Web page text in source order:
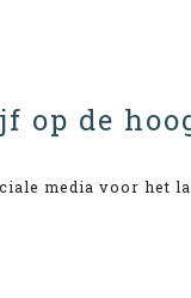
op de
media voor het